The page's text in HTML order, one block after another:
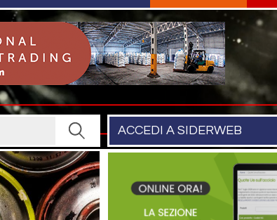
ACCEDI A SIDERWEB